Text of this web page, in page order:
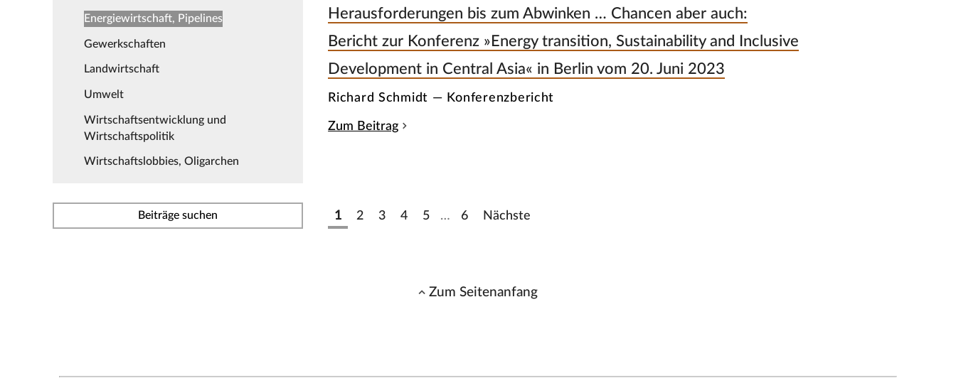
Energiewirtschaft, Pipelines
Gewerkschaften
Landwirtschaft
Umwelt
Wirtschaftsentwicklung und
Wirtschaftspolitik
Wirtschaftslobbies, Oligarchen
Beiträge suchen
Herausforderungen bis zum Abwinken … Chancen aber auch:
Bericht zur Konferenz »Energy transition, Sustainability and Inclusive
Development in Central Asia« in Berlin vom 20. Juni 2023
Richard Schmidt — Konferenzbericht
Zum Beitrag
1 2 3 4 5 … 6 Nächste
Zum Seitenanfang